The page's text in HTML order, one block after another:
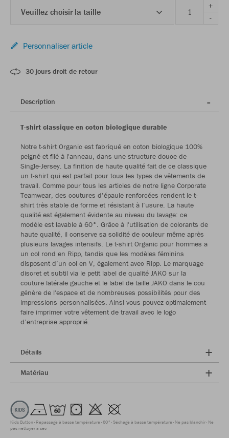
Veuillez choisir la taille
+
-
Personnaliser article
30 jours droit de retour
Description
T-shirt classique en coton biologique durable
Notre t-shirt Organic est fabriqué en coton biologique 100%
peigné et filé à l'anneau, dans une structure douce de
Single-Jersey. La finition de haute qualité fait de ce classique
un t-shirt qui est parfait pour tous les types de vêtements de
travail. Comme pour tous les articles de notre ligne Corporate
Teamwear, des coutures d’épaule renforcées rendent le t-
shirt très stable de forme et résistant à l’usure. La haute
qualité est également évidente au niveau du lavage: ce
modèle est lavable à 60°. Grâce à l'utilisation de colorants de
haute qualité, il conserve sa solidité de couleur même après
plusieurs lavages intensifs. Le t-shirt Organic pour hommes a
un col rond en Ripp, tandis que les modèles féminins
disposent d’un col en V, également avec Ripp. Le marquage
discret et subtil via le petit label de qualité JAKO sur la
couture latérale gauche et le label de taille JAKO dans le cou
génère de l'espace et de nombreuses possibilités pour des
impressions personnalisées. Ainsi vous pouvez optimalement
faire imprimer votre vêtement de travail avec le logo
d’entreprise approprié.
Détails
Matériau
Kids Button Repassage à basse température 60° Séchage à basse température Ne pas blanchir Ne
pas nettoyer à sec